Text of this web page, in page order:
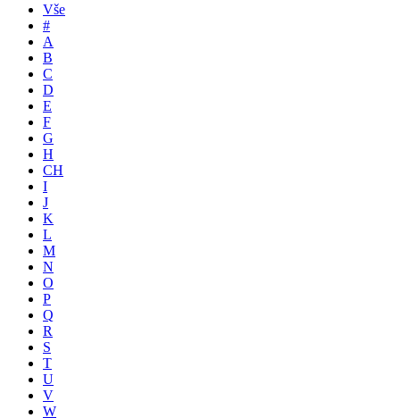
Vše
#
A
B
C
D
E
F
G
H
CH
I
J
K
L
M
N
O
P
Q
R
S
T
U
V
W